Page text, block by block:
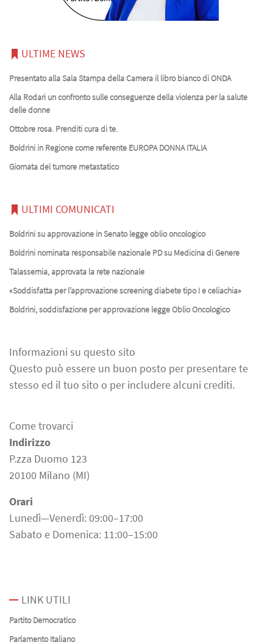
ULTIME NEWS
Presentato alla Sala Stampa della Camera il libro bianco di ONDA
Alla Rodari un confronto sulle conseguenze della violenza per la salute
delle donne
Ottobre rosa. Prenditi cura di te.
Boldrini in Regione come referente EUROPA DONNA ITALIA
Giornata del tumore metastatico
ULTIMI COMUNICATI
Boldrini su approvazione in Senato legge oblio oncologico
Boldrini nominata responsabile nazionale PD su Medicina di Genere
Talassemia, approvata la rete nazionale
«Soddisfatta per l’approvazione screening diabete tipo I e celiachia»
Boldrini, soddisfazione per approvazione legge Oblio Oncologico
Informazioni su questo sito
Questo può essere un buon posto per presentare te
stesso ed il tuo sito o per includere alcuni crediti.
Come trovarci
Indirizzo
P.zza Duomo 123
20100 Milano (MI)
Orari
Lunedì—Venerdì: 09:00–17:00
Sabato e Domenica: 11:00–15:00
LINK UTILI
Partito Democratico
Parlamento Italiano